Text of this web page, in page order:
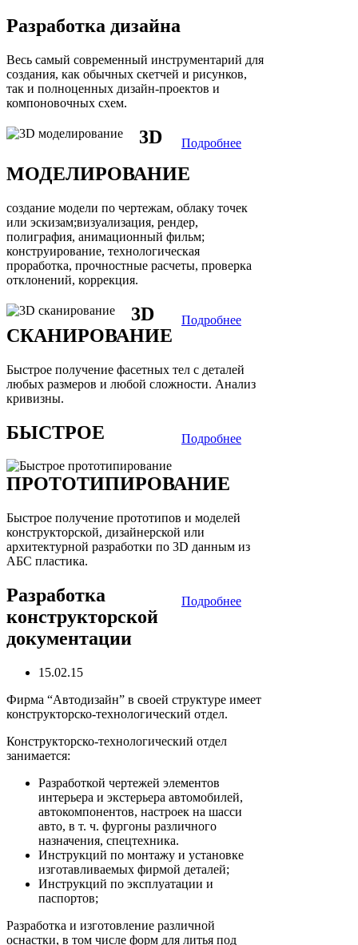
Разработка дизайна
Весь самый современный инструментарий для
создания, как обычных скетчей и рисунков,
так и полноценных дизайн-проектов и
компоновочных схем.
Подробнее
3D
МОДЕЛИРОВАНИЕ
создание модели по чертежам, облаку точек
или эскизам;визуализация, рендер,
полиграфия, анимационный фильм;
конструирование, технологическая
проработка, прочностные расчеты, проверка
отклонений, коррекция.
Подробнее
3D
СКАНИРОВАНИЕ
Быстрое получение фасетных тел с деталей
любых размеров и любой сложности. Анализ
кривизны.
Подробнее
БЫСТРОЕ
ПРОТОТИПИРОВАНИЕ
Быстрое получение прототипов и моделей
конструкторской, дизайнерской или
архитектурной разработки по 3D данным из
АБС пластика.
Подробнее
Разработка
конструкторской
документации
15.02.15
Фирма “Автодизайн” в своей структуре имеет
конструкторско-технологический отдел.
Конструкторско-технологический отдел
занимается:
Разработкой чертежей элементов
интерьера и экстерьера автомобилей,
автокомпонентов, настроек на шасси
авто, в т. ч. фургоны различного
назначения, спецтехника.
Инструкций по монтажу и установке
изготавливаемых фирмой деталей;
Инструкций по эксплуатации и
паспортов;
Разработка и изготовление различной
оснастки, в том числе форм для литья под